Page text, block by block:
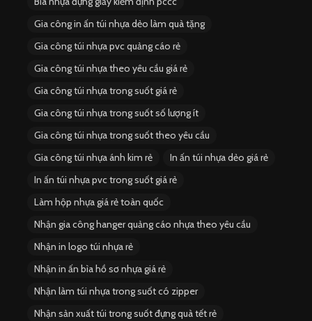
Gia công in ấn túi nhựa dẻo làm quà tặng
Gia công túi nhựa pvc quảng cáo rẻ
Gia công túi nhựa theo yêu cầu giá rẻ
Gia công túi nhựa trong suốt giá rẻ
Gia công túi nhựa trong suốt số lượng ít
Gia công túi nhựa trong suốt theo yêu cầu
Gia công túi nhựa ánh kim rẻ
In ấn túi nhựa dẻo giá rẻ
In ấn túi nhựa pvc trong suốt giá rẻ
Làm hộp nhựa giá rẻ toàn quốc
Nhận gia công hanger quảng cáo nhựa theo yêu cầu
Nhận in logo túi nhựa rẻ
Nhận in ấn bìa hồ sơ nhựa giá rẻ
Nhận làm túi nhựa trong suốt có zipper
Nhận sản xuất túi trong suốt đựng quà tết rẻ